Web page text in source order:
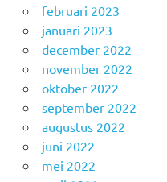
februari 2023
januari 2023
december 2022
november 2022
oktober 2022
september 2022
augustus 2022
juni 2022
mei 2022